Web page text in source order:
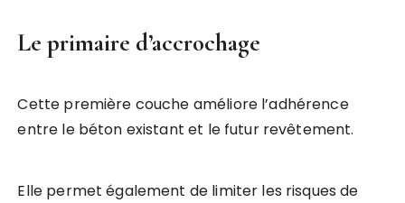
Le primaire d’accrochage
Cette première couche améliore l’adhérence
entre le béton existant et le futur revêtement.
Elle permet également de limiter les risques de